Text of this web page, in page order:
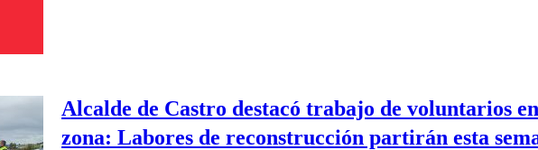
Alcalde de Castro destacó trabajo de voluntarios
zona: Labores de reconstrucción partirán esta